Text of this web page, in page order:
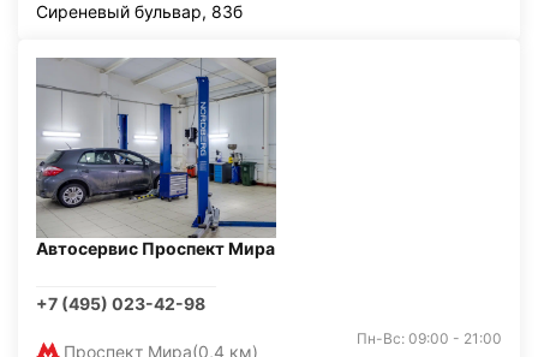
Сиреневый бульвар, 83б
Автосервис Проспект Мира
+7 (495) 023-42-98
Проспект Мира(0,4 км)
Пн-Вс: 09:00 - 21:00